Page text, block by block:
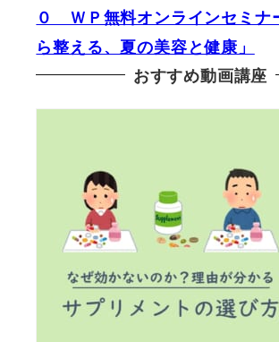
０ ＷＰ無料オンラインセミナ
ら整える、夏の美容と健康」
おすすめ動画講座